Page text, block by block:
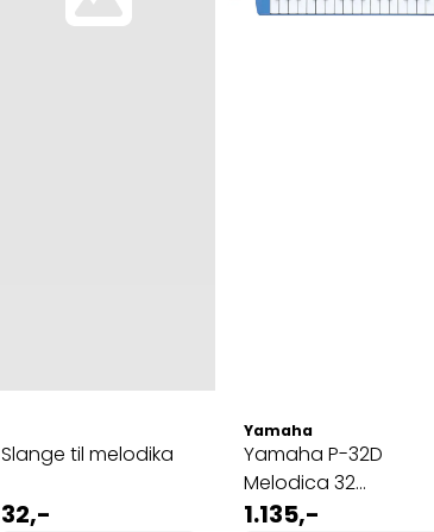
Slange til melodika
32,-
Yamaha
Yamaha P-32D
Melodica 32
tangenter
1.135,-